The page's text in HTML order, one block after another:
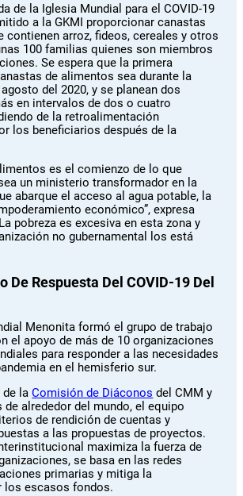
de la Iglesia Mundial para el COVID-19
a la GKMI proporcionar canastas
contienen arroz, fideos, cereales y otros
100 familias quienes son miembros
Se espera que la primera
de alimentos sea durante la
del 2020, y se planean dos
en intervalos de dos o cuatro
de la retroalimentación
los beneficiarios después de la
es el comienzo de lo que
un ministerio transformador en la
abarque el acceso al agua potable, la
económico”, expresa
pobreza es excesiva en esta zona y
no gubernamental los está
De Respuesta Del COVID-19 Del
Menonita formó el grupo de trabajo
el apoyo de más de 10 organizaciones
para responder a las necesidades
en el hemisferio sur.
de laComisión de Diáconos del CMM y
de alrededor del mundo, el equipo
de rendición de cuentas y
a las propuestas de proyectos.
maximiza la fuerza de
se basa en las redes
primarias y mitiga la
los escasos fondos.